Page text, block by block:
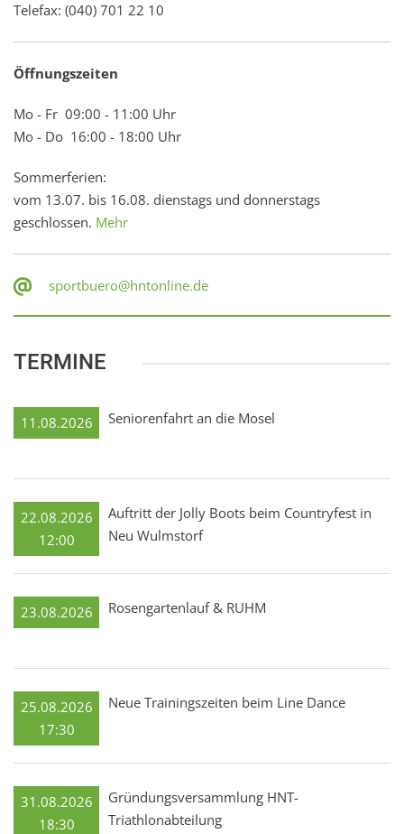
Telefax: (040) 701 22 10
Öffnungszeiten
Mo - Fr 09:00 - 11:00 Uhr
Mo - Do 16:00 - 18:00 Uhr
Sommerferien:
vom 13.07. bis 16.08. dienstags und donnerstags
geschlossen. Mehr
sportbuero@hntonline.de
TERMINE
11.08.2026 Seniorenfahrt an die Mosel
22.08.2026
12:00
Auftritt der Jolly Boots beim Countryfest in
Neu Wulmstorf
23.08.2026 Rosengartenlauf & RUHM
25.08.2026
17:30
Neue Trainingszeiten beim Line Dance
31.08.2026
18:30
Gründungsversammlung HNT-
Triathlonabteilung